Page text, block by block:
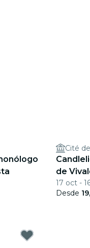
Cité
de
17 oct -
Desde